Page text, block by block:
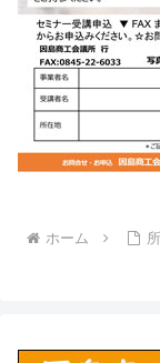
ホーム